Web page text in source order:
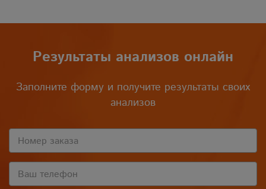
Результаты анализов онлайн
Заполните форму и получите результаты своих
анализов